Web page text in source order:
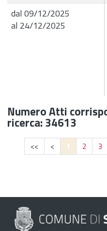
dal 09/12/2025
al 24/12/2025
Numero Atti
ricerca: 34613
<< < 1 2 3